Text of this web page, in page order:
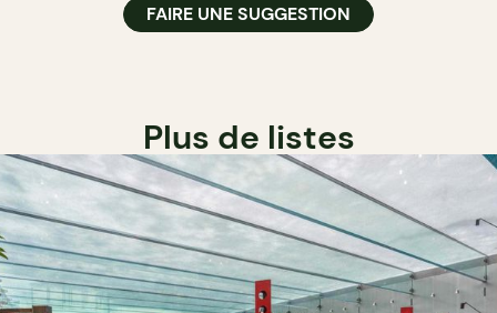
FAIRE UNE SUGGESTION
Plus de listes